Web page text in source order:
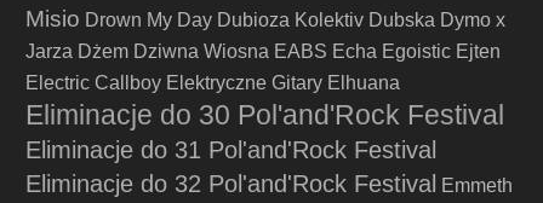
Misio Drown My Day Dubioza Kolektiv Dubska Dymo x
Jarza Dżem Dziwna Wiosna EABS Echa Egoistic Ejten
Electric Callboy Elektryczne Gitary Elhuana
Eliminacje do 30 Pol'and'Rock Festival
Eliminacje do 31 Pol'and'Rock Festival
Eliminacje do 32 Pol'and'Rock Festival Emmeth